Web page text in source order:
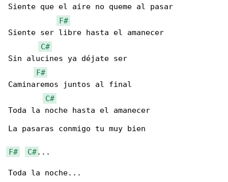
Siente que el aire no queme al pasar
F#
Siente ser libre hasta el amanecer
C#
Sin alucines ya déjate ser
F#
Caminaremos juntos al final
C#
Toda la noche hasta el amanecer
La pasaras conmigo tu muy bien
F# C#...
Toda la noche...